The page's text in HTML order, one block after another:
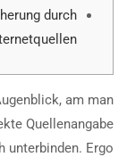
durch
am man
Quellenangabe
unterbinden. Ergo